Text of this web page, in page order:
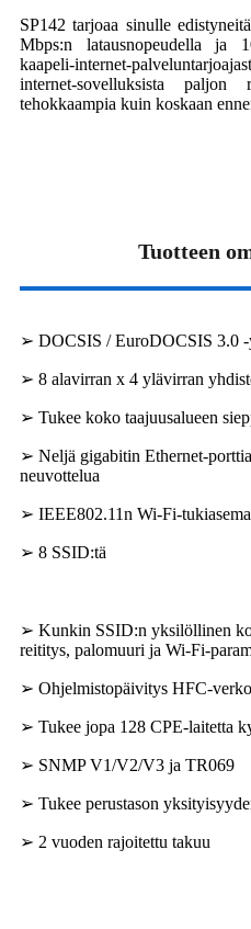
SP142 tarjoaa sinulle
Mbps:n latausnopeudella ja
kaapeli-internet-
internet-sovelluksista paljon
tehokkaampia kuin koskaan
Tuotteen
➢ DOCSIS / EuroDOCSIS 3.0 -
➢ 8 alavirran x 4 ylävirran
➢ Tukee koko taajuusalueen
➢ Neljä gigabitin Ethernet-
neuvottelua
➢ IEEE802.11n Wi-Fi-
➢ 8 SSID:tä
➢ Kunkin SSID:n yksilöllinen
reititys, palomuuri ja Wi-Fi-
➢ Ohjelmistopäivitys HFC-
➢ Tukee jopa 128 CPE-laitetta
➢ SNMP V1/V2/V3 ja TR069
➢ Tukee perustason
➢ 2 vuoden rajoitettu takuu